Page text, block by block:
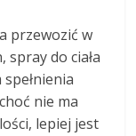
przewozić w
do ciała
nie ma
lepiej jest